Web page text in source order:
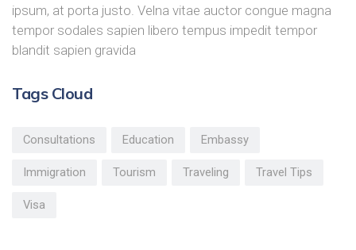
ipsum, at porta justo. Velna vitae auctor congue magna
tempor sodales sapien libero tempus impedit tempor
blandit sapien gravida
Tags Cloud
Consultations Education Embassy
Immigration Tourism Traveling Travel Tips
Visa